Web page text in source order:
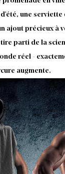
une
ajout précieux à
parti de la
réel -
augmente.